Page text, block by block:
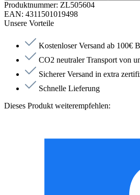
Produktnummer: ZL505604
EAN: 4311501019498
Unsere Vorteile
Kostenloser Versand ab 100€
CO2 neutraler Transport von
Sicherer Versand in extra
Schnelle Lieferung
Dieses Produkt weiterempfehlen: